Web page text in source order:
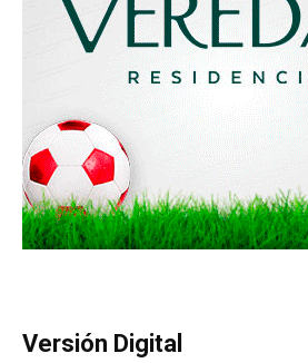
Versión Digital